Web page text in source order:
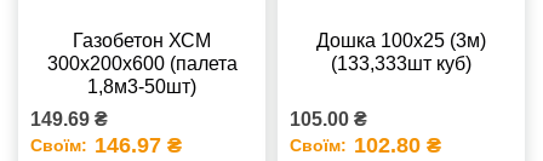
Газобетон ХСМ
300x200x600 (палета
1,8м3-50шт)
149.69 ₴
Своїм: 146.97 ₴
Дошка 100х25 (3м)
(133,333шт куб)
105.00 ₴
Своїм: 102.80 ₴